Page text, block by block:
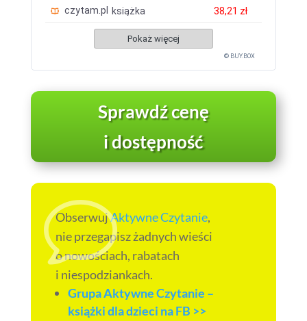
czytam.pl
książka 38,21 zł
Pokaż więcej
© BUY.BOX
Sprawdź cenę
i dostępność
v
ObserwujAktywne Czytanie,
nie przegapisz żadnych wieści
o nowościach, rabatach
i niespodziankach.
Grupa Aktywne Czytanie –
książki dla dzieci na FB >>